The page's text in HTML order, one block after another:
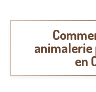
animalerie
en